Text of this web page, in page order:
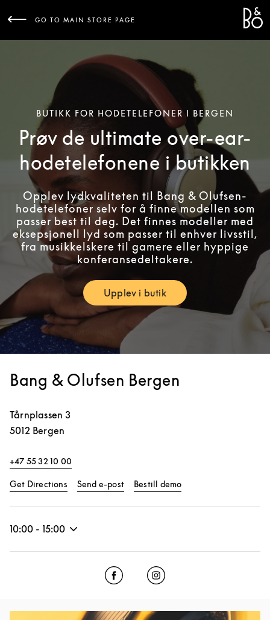
GO TO MAIN STORE PAGE
BUTIKK FOR HODETELEFONER I BERGEN
Prøv de ultimate over-ear-
hodetelefonene i butikken
Opplev lydkvaliteten til Bang & Olufsen-
hodetelefoner selv for å finne modellen som
passer best til deg. Det finnes modeller med
eksepsjonell lyd som passer til enhver livsstil,
fra musikkelskere til gamere eller hyppige
konferansedeltakere.
Upplev i butikLink Opens in New Tab
Bang & Olufsen Bergen
Tårnplassen 3
5012 Bergen
+47 55 32 10 00
Get DirectionsLink Opens in New Tab
Send e-post Bestill demo
10:00 - 15:00
Click to open Facebook
Link Opens in New Tab
Click to open Instagram
Link Opens in New Tab